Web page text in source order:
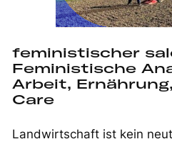
feministischer
Feministische
Arbeit,
Care
Landwirtschaft ist kein